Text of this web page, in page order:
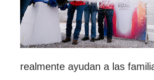
realmente ayudan a las